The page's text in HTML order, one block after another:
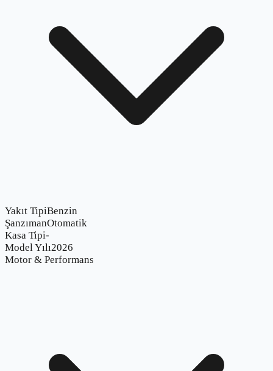
Yakıt TipiBenzin
ŞanzımanOtomatik
Kasa Tipi-
Model Yılı2026
Motor & Performans